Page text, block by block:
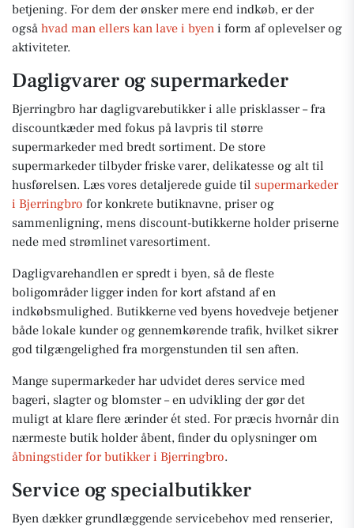
betjening. For dem der ønsker mere end indkøb, er der
også hvad man ellers kan lave i byen i form af oplevelser og
aktiviteter.
Dagligvarer og supermarkeder
Bjerringbro har dagligvarebutikker i alle prisklasser – fra
discountkæder med fokus på lavpris til større
supermarkeder med bredt sortiment. De store
supermarkeder tilbyder friske varer, delikatesse og alt til
husførelsen. Læs vores detaljerede guide til supermarkeder
i Bjerringbro for konkrete butiknavne, priser og
sammenligning, mens discount-butikkerne holder priserne
nede med strømlinet varesortiment.
Dagligvarehandlen er spredt i byen, så de fleste
boligområder ligger inden for kort afstand af en
indkøbsmulighed. Butikkerne ved byens hovedveje betjener
både lokale kunder og gennemkørende trafik, hvilket sikrer
god tilgængelighed fra morgenstunden til sen aften.
Mange supermarkeder har udvidet deres service med
bageri, slagter og blomster – en udvikling der gør det
muligt at klare flere ærinder ét sted. For præcis hvornår din
nærmeste butik holder åbent, finder du oplysninger om
åbningstider for butikker i Bjerringbro.
Service og specialbutikker
Byen dækker grundlæggende servicebehov med renserier,